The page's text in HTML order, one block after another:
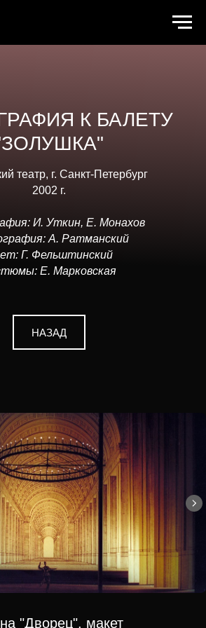
К БАЛЕТУ
театр, г. Санкт-Петербург
2002 г.
И. Уткин, Е. Монахов
А. Ратманский
Г. Фельштинский
Е. Марковская
НАЗАД
"Дворец", макет